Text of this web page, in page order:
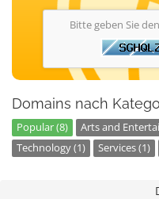
Bitte geben Sie
Domains nach
Popular (8) Arts and
Technology (1)
Services (1)